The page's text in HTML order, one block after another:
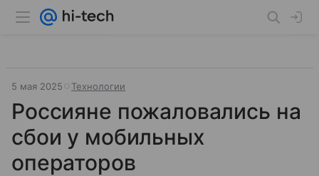
5 мая 2025 Технологии
Россияне пожаловались на
сбои у мобильных
операторов